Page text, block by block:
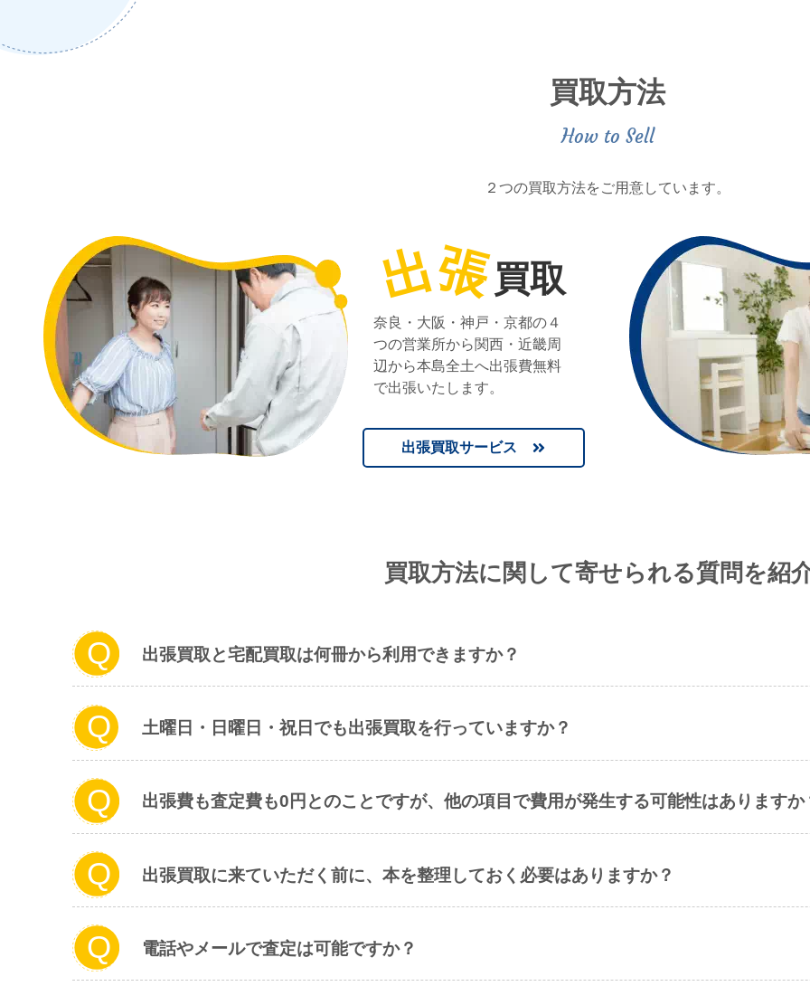
買取方法
２つの買取方法をご用意しています。
出張買取
出張買取サービス
奈良・大阪・神戸・京都の４
つの営業所から関西・近畿周
辺から本島全土へ出張費無料
で出張いたします。
買取方法に関して寄せられる質問を紹
出張買取と宅配買取は何冊から利用できますか？
土曜日・日曜日・祝日でも出張買取を行っていますか？
出張費も査定費も0円とのことですが、他の項目で費用が発生する可能性はありますか
出張買取に来ていただく前に、本を整理しておく必要はありますか？
電話やメールで査定は可能ですか？